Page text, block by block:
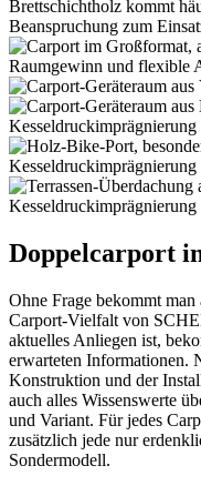
Doppelcarport
Ohne Frage bekommt
Carport-Vielfalt von
aktuelles Anliegen ist,
erwarteten Informationen.
Konstruktion und der
auch alles Wissenswerte
und Variant. Für jedes
zusätzlich jede nur
Sondermodell.